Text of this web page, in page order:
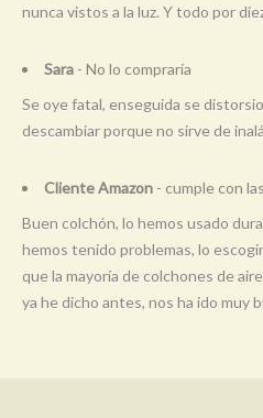
nunca vistos a la luz. Y todo por
Sara - No lo compraría
Se oye fatal, enseguida se
descambiar porque no sirve de
Cliente Amazon - cumple con
Buen colchón, lo hemos usado
hemos tenido problemas, lo
que la mayoría de colchones de
ya he dicho antes, nos ha ido muy